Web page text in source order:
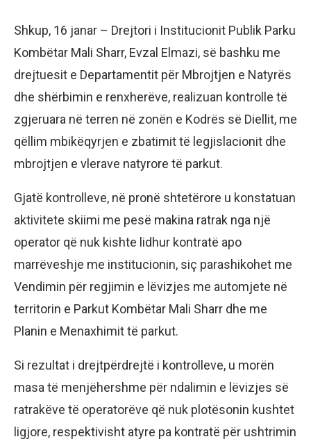
Shkup, 16 janar – Drejtori i Institucionit Publik Parku
Kombëtar Mali Sharr, Evzal Elmazi, së bashku me
drejtuesit e Departamentit për Mbrojtjen e Natyrës
dhe shërbimin e renxherëve, realizuan kontrolle të
zgjeruara në terren në zonën e Kodrës së Diellit, me
qëllim mbikëqyrjen e zbatimit të legjislacionit dhe
mbrojtjen e vlerave natyrore të parkut.
Gjatë kontrolleve, në pronë shtetërore u konstatuan
aktivitete skiimi me pesë makina ratrak nga një
operator që nuk kishte lidhur kontratë apo
marrëveshje me institucionin, siç parashikohet me
Vendimin për regjimin e lëvizjes me automjete në
territorin e Parkut Kombëtar Mali Sharr dhe me
Planin e Menaxhimit të parkut.
Si rezultat i drejtpërdrejtë i kontrolleve, u morën
masa të menjëhershme për ndalimin e lëvizjes së
ratrakëve të operatorëve që nuk plotësonin kushtet
ligjore, respektivisht atyre pa kontratë për ushtrimin